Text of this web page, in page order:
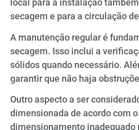
local para a instalação
secagem e para a circulação
A manutenção regular é
secagem. Isso inclui a
sólidos quando necessário.
garantir que não haja
Outro aspecto a ser
dimensionada de acordo com
dimensionamento inadequado